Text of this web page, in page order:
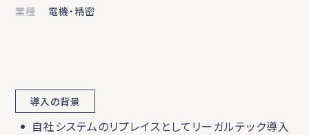
業種
電機・精密
導入の背景
自社システムのリプレイスとしてリーガルテック導入